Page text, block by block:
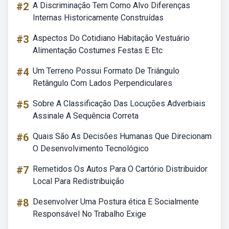
#2 A Discriminação Tem Como Alvo Diferenças
Internas Historicamente Construídas
#3 Aspectos Do Cotidiano Habitação Vestuário
Alimentação Costumes Festas E Etc
#4 Um Terreno Possui Formato De Triângulo
Retângulo Com Lados Perpendiculares
#5 Sobre A Classificação Das Locuções Adverbiais
Assinale A Sequência Correta
#6 Quais São As Decisões Humanas Que Direcionam
O Desenvolvimento Tecnológico
#7 Remetidos Os Autos Para O Cartório Distribuidor
Local Para Redistribuição
#8 Desenvolver Uma Postura ética E Socialmente
Responsável No Trabalho Exige